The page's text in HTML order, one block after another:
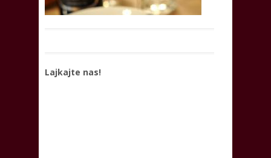
Lajkajte nas!